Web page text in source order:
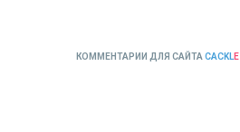
КОММЕНТАРИИ ДЛЯ САЙТА CACKLE